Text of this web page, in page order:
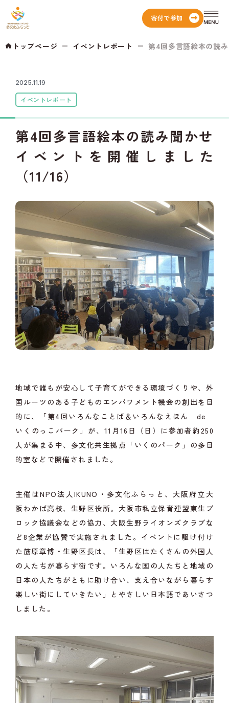
寄付で参加
トップページ イベントレポート 第4回多言語絵本の読
2025.11.19
イベントレポート
第4回多言語絵本の読み聞かせ
イベントを開催しました
（11/16）
地域で誰もが安心して子育てができる環境づくりや、外
国ルーツのある子どものエンパワメント機会の創出を目
的に、「第4回いろんなことば＆いろんなえほん de
いくのっこパーク」が、11月16日（日）に参加者約250
人が集まる中、多文化共生拠点「いくのパーク」の多目
的室などで開催されました。
主催はNPO法人IKUNO・多文化ふらっと、大阪府立大
阪わかば高校、生野区役所。大阪市私立保育連盟東生ブ
ロック協議会などの協力、大阪生野ライオンズクラブな
ど8企業が協賛で実施されました。イベントに駆け付け
た筋原章博・生野区長は、「生野区はたくさんの外国人
の人たちが暮らす街です。いろんな国の人たちと地域の
日本の人たちがともに助け合い、支え合いながら暮らす
楽しい街にしていきたい」とやさしい日本語であいさつ
しました。